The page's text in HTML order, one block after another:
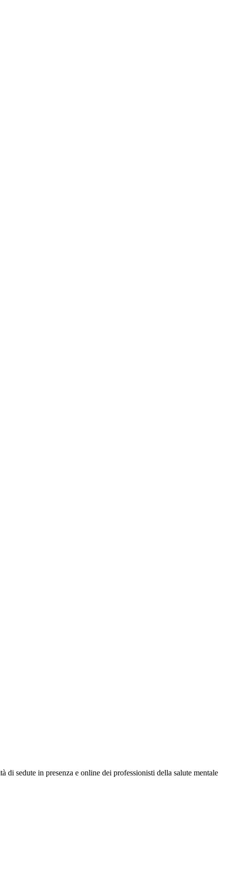
sedute in presenza e online dei professionisti della salute mentale